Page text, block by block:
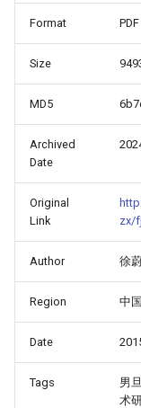
Format
Size
MD5
Archived
Date
Original
Link
zx/
Author 徐
Region 中
Date
Tags
男
术